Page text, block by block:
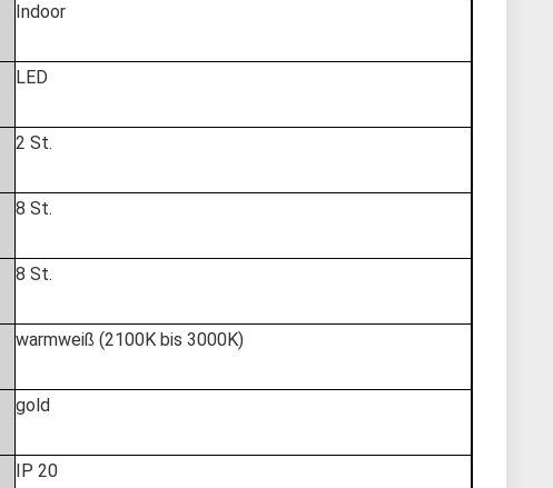
Indoor
LED
2 St.
8 St.
8 St.
warmweiß (2100K bis 3000K)
gold
IP 20